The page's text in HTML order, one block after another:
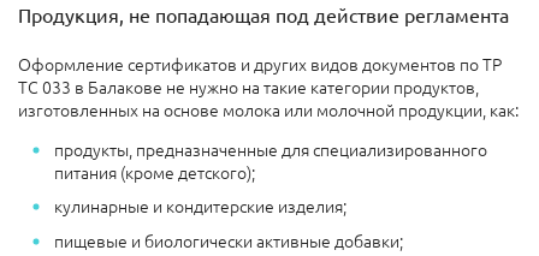
Продукция, не попадающая под действие регламента
Оформление сертификатов и других видов документов по ТР
ТС 033 в Балакове не нужно на такие категории продуктов,
изготовленных на основе молока или молочной продукции, как:
продукты, предназначенные для специализированного
питания (кроме детского);
кулинарные и кондитерские изделия;
пищевые и биологически активные добавки;